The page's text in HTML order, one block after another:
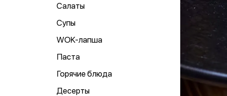
Салаты
Супы
WOK-лапша
Паста
Горячие блюда
Десерты